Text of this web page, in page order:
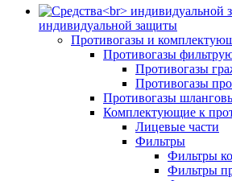
индивидуальной защиты
Противогазы и
Противогазы
Противогазы
Противогазы
Противогазы
Комплектующие к
Лицевые части
Фильтры
Фильтры
Фильтры